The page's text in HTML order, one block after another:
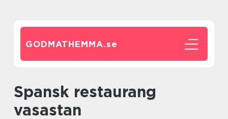
GODMATHEMMA.se
spansk restaurang
vasastan